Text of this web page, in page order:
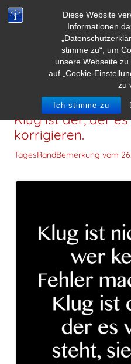
Diese Website
Informationen
stimme zu“, um
unsere Webseite
auf „Cookie-
zu
Ich stimme zu
Klug ist nicht, wer
Klug ist der, der
korrigieren.
TagesRandBemerkung vom